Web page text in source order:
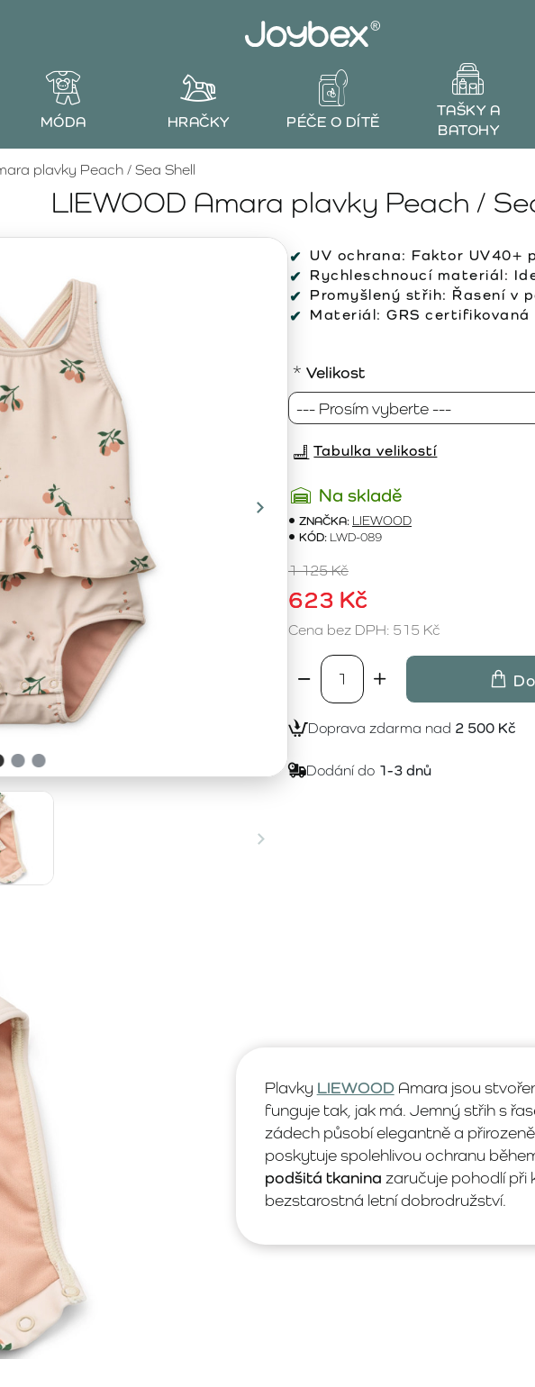
MÓDA HRAČKY PÉČE O DÍTĚ
TAŠKY A
BATOHY
LIEWOOD Amara plavky Peach /
plavky Peach / Sea Shell
UV ochrana: Faktor UV40+
Rychleschnoucí materiál:
Promyšlený střih: Řasení v
Materiál: GRS
Na skladě
ZNAČKA: LIEWOOD
KÓD: LWD-089
623 Kč
1 125 Kč
Cena bez DPH: 515 Kč
Velikost
Tabulka velikostí
Doprava zdarma nad 2 500 Kč
Dodání do 1-3 dnů
Plavky LIEWOODAmara jsou
funguje tak, jak má. Jemný střih s
zádech působí elegantně a
poskytuje spolehlivou ochranu
podšitá tkanina zaručuje pohodlí při
bezstarostná letní dobrodružství.